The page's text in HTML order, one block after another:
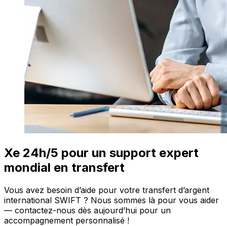
Xe 24h/5 pour un support expert
mondial en transfert
Vous avez besoin d’aide pour votre transfert d’argent
international SWIFT ? Nous sommes là pour vous aider
— contactez-nous dès aujourd’hui pour un
accompagnement personnalisé !